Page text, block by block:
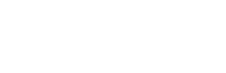
Toda